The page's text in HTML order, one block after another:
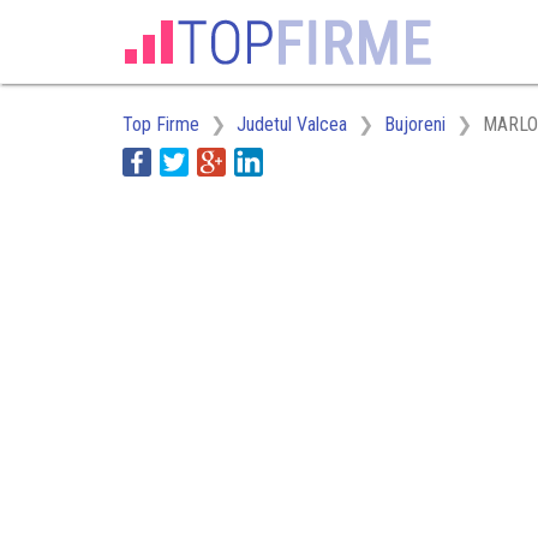
Top Firme Judetul Valcea Bujoreni